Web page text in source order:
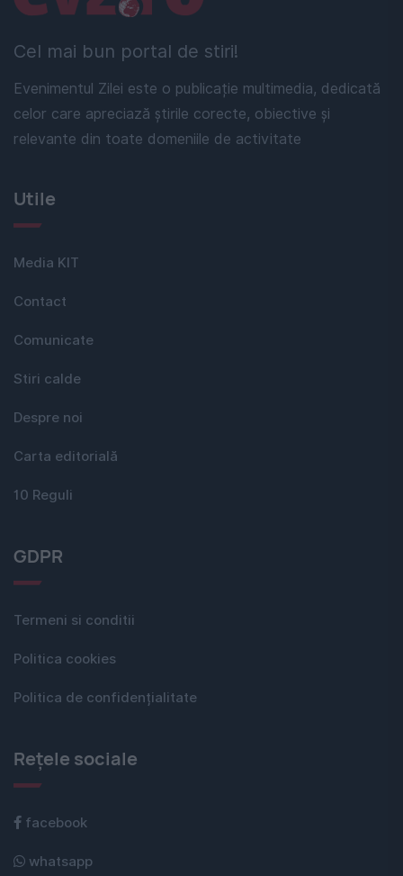
Cel mai bun portal de stiri!
Evenimentul Zilei este o publicație multimedia, dedicată
celor care apreciază știrile corecte, obiective și
relevante din toate domeniile de activitate
Utile
Media KIT
Contact
Comunicate
Stiri calde
Despre noi
Carta editorială
10 Reguli
GDPR
Termeni si conditii
Politica cookies
Politica de confidențialitate
Rețele sociale
facebook
whatsapp